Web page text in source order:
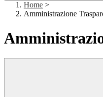
Home >
Amministrazione